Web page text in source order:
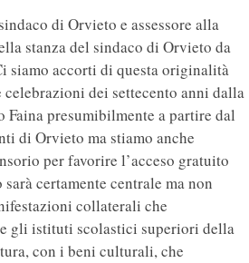
di Orvieto e assessore alla
stanza del sindaco di Orvieto da
siamo accorti di questa originalità
dei settecento anni dalla
presumibilmente a partire dal
di Orvieto ma stiamo anche
per favorire l’acceso gratuito
certamente centrale ma non
collaterali che
gli istituti scolastici superiori della
con i beni culturali, che